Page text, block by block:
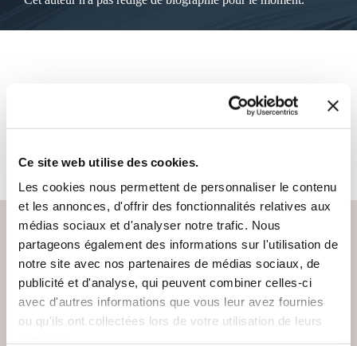
Ce site web utilise des cookies.
Les cookies nous permettent de personnaliser le contenu
et les annonces, d'offrir des fonctionnalités relatives aux
médias sociaux et d'analyser notre trafic. Nous
partageons également des informations sur l'utilisation de
notre site avec nos partenaires de médias sociaux, de
publicité et d'analyse, qui peuvent combiner celles-ci
avec d'autres informations que vous leur avez fournies
ou qu'ils ont collectées lors de votre utilisation de leurs
pour le moment.
PAIEMENT SÉCURISÉ